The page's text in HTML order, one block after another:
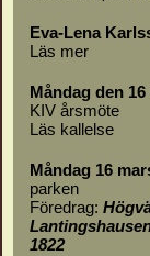
Eva-Lena
Läs mer
Måndag den
KIV årsmöte
Läs kallelse
Måndag 16
parken
Föredrag:
1822